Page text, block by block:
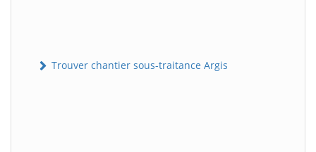
Trouver chantier sous-traitance Argis